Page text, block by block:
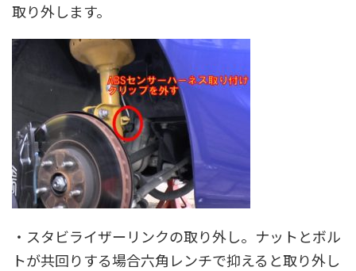
取り外します。
・スタビライザーリンクの取り外し。ナットとボル
トが共回りする場合六角レンチで抑えると取り外し